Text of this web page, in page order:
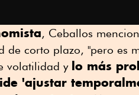
, Ceballos
de corto plazo, "pero es
volatilidad y lo más
'ajustar